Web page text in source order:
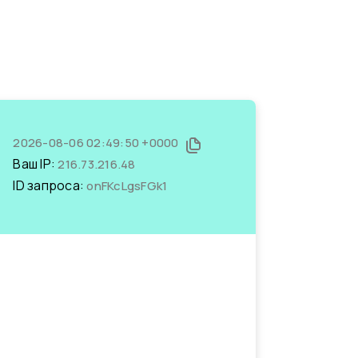
2026-08-06 02:49:50 +0000
Ваш IP:216.73.216.48
ID запроса:onFKcLgsFGk1